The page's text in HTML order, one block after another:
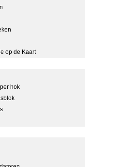
op de Kaart
hok